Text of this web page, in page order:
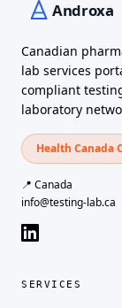
Canadian
lab services
compliant
laboratory
Health Canada
📍 Canada
info@testing-lab.ca
SERVICES